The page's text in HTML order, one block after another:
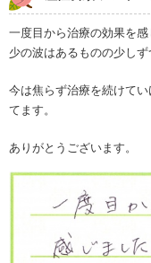
一度目から治療の効果を
少の波はあるものの少し
今は焦らず治療を続けて
てます。
ありがとうございます。